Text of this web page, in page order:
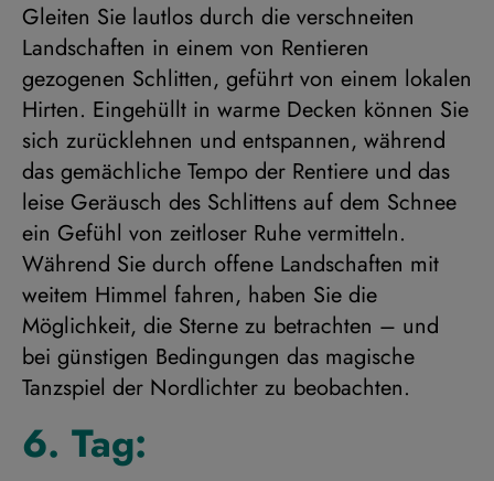
Gleiten Sie lautlos durch die verschneiten
Landschaften in einem von Rentieren
gezogenen Schlitten, geführt von einem lokalen
Hirten. Eingehüllt in warme Decken können Sie
sich zurücklehnen und entspannen, während
das gemächliche Tempo der Rentiere und das
leise Geräusch des Schlittens auf dem Schnee
ein Gefühl von zeitloser Ruhe vermitteln.
Während Sie durch offene Landschaften mit
weitem Himmel fahren, haben Sie die
Möglichkeit, die Sterne zu betrachten – und
bei günstigen Bedingungen das magische
Tanzspiel der Nordlichter zu beobachten.
6. Tag: